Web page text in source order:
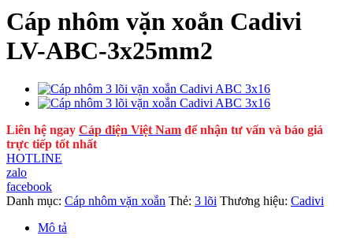
Cáp nhôm vặn xoắn Cadivi
LV-ABC-3x25mm2
Liên hệ ngay Cáp điện Việt Nam để nhận tư vấn và báo giá
trực tiếp tốt nhất
HOTLINE
zalo
facebook
Danh mục: Cáp nhôm vặn xoắn Thẻ: 3 lõi Thương hiệu: Cadivi
Mô tả